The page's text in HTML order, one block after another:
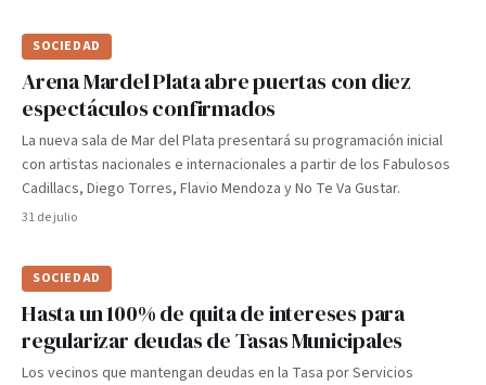
SOCIEDAD
Arena Mardel Plata abre puertas con diez
espectáculos confirmados
La nueva sala de Mar del Plata presentará su programación inicial
con artistas nacionales e internacionales a partir de los Fabulosos
Cadillacs, Diego Torres, Flavio Mendoza y No Te Va Gustar.
31 de julio
SOCIEDAD
Hasta un 100% de quita de intereses para
regularizar deudas de Tasas Municipales
Los vecinos que mantengan deudas en la Tasa por Servicios